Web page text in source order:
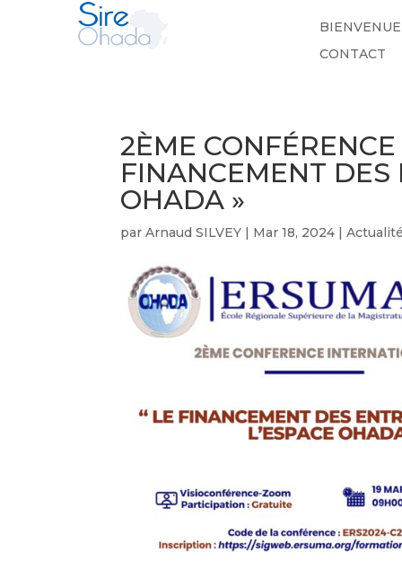
BIENVENUE
CONTACT
2ÈME
FINANCEMENT DES
OHADA »
parArnaud SILVEY | Mar 18, 2024 |